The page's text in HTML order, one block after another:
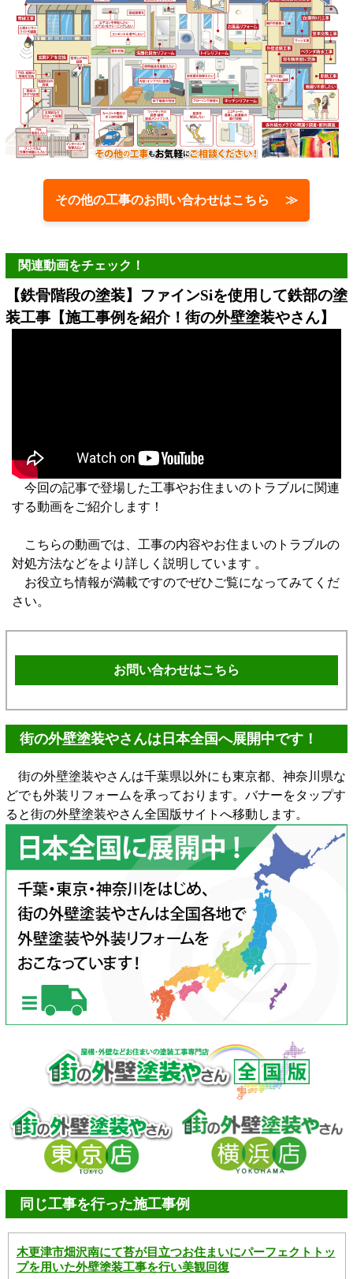
その他の工事のお問い合わせはこちら ≫
関連動画をチェック！
【鉄骨階段の塗装】ファインSiを使用して鉄部の塗
装工事【施工事例を紹介！街の外壁塗装やさん】
今回の記事で登場した工事やお住まいのトラブルに関連
する動画をご紹介します！
こちらの動画では、工事の内容やお住まいのトラブルの
対処方法などをより詳しく説明しています 。
お役立ち情報が満載ですのでぜひご覧になってみてくだ
さい。
お問い合わせはこちら
街の外壁塗装やさんは日本全国へ展開中です！
街の外壁塗装やさんは千葉県以外にも東京都、神奈川県な
どでも外装リフォームを承っております。バナーをタップす
ると街の外壁塗装やさん全国版サイトへ移動します。
同じ工事を行った施工事例
木更津市畑沢南にて苔が目立つお住まいにパーフェクトトッ
プを用いた外壁塗装工事を行い美観回復